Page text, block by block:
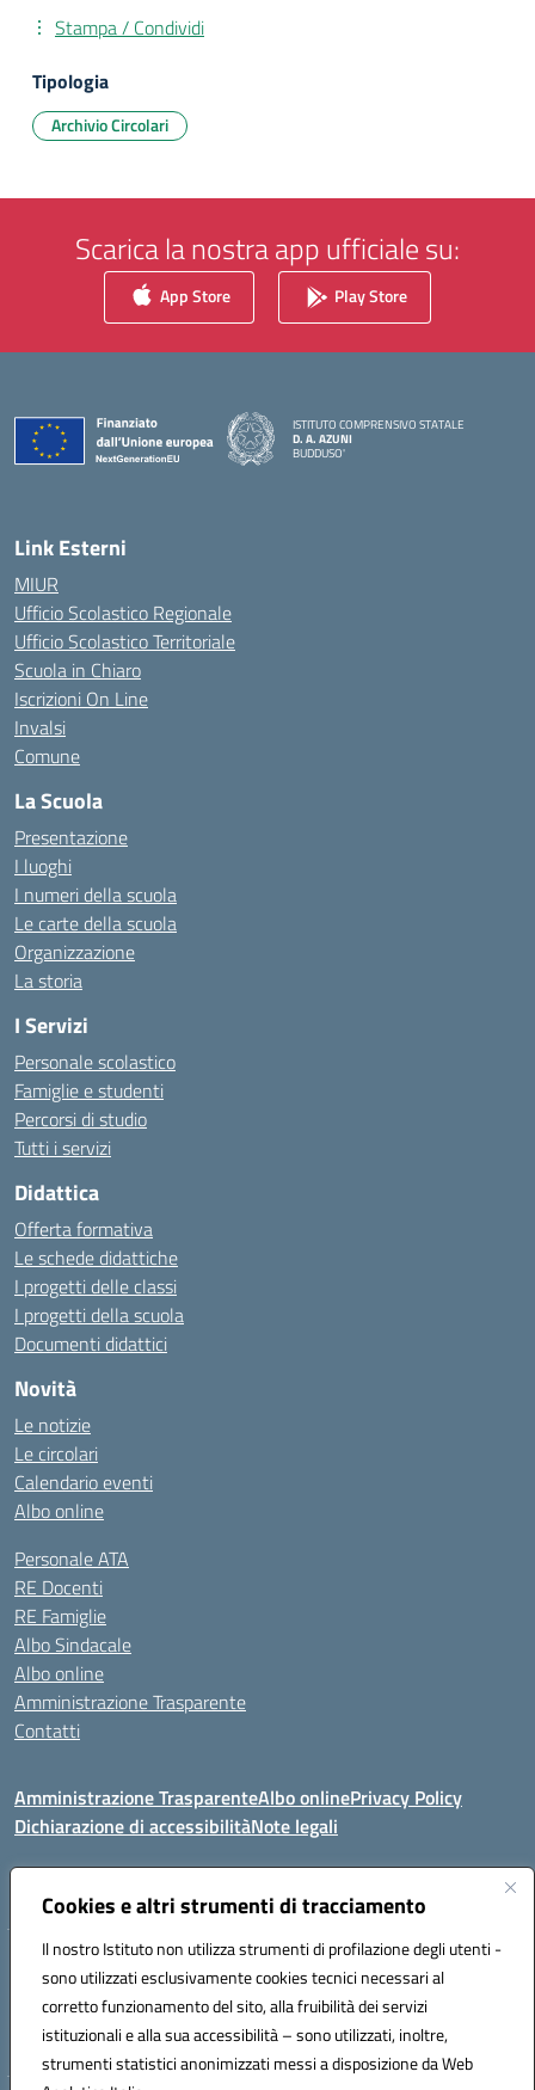
Cookies e altri strumenti di tracciamento
Il nostro Istituto non utilizza strumenti di profilazione degli utenti -
sono utilizzati esclusivamente cookies tecnici necessari al
corretto funzionamento del sito, alla fruibilità dei servizi
istituzionali e alla sua accessibilità – sono utilizzati, inoltre,
strumenti statistici anonimizzati messi a disposizione da Web
Stampa / Condividi
Tipologia
Archivio Circolari
Scarica la nostra app ufficiale su:
App Store Play Store
ISTITUTO COMPRENSIVO STATALE
D. A. AZUNI
BUDDUSO'
Link Esterni
MIUR
Ufficio Scolastico Regionale
Ufficio Scolastico Territoriale
Scuola in Chiaro
Iscrizioni On Line
Invalsi
Comune
La Scuola
Presentazione
I luoghi
I numeri della scuola
Le carte della scuola
Organizzazione
La storia
I Servizi
Personale scolastico
Famiglie e studenti
Percorsi di studio
Tutti i servizi
Didattica
Offerta formativa
Le schede didattiche
I progetti delle classi
I progetti della scuola
Documenti didattici
Novità
Le notizie
Le circolari
Calendario eventi
Albo online
Personale ATA
RE Docenti
RE Famiglie
Albo Sindacale
Albo online
Amministrazione Trasparente
Contatti
Amministrazione TrasparenteAlbo onlinePrivacy Policy
Dichiarazione di accessibilitàNote legali
Codice fiscale: 81000450908 Codice meccanografico: SSIC80600X
Telefono: 079714035 Fax: 079716128
Mail: SSIC80600X@istruzione.it PEC: SSIC80600X@pec.istruzione.it